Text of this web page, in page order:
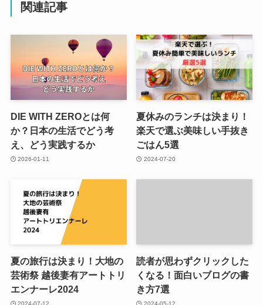
関連記事
DIE WITH ZEROとは何
か？日本の生活でどう考
え、どう実践するか
2026-01-11
夏休みのランチは決まり！
楽天で選ぶ美味しい手抜き
ごはん5選
2024-07-20
夏の旅行は決まり！大地の
芸術祭 越後妻有アートトリ
エンナーレ2024
2024-07-12
読者が思わずクリックした
くなる！面白いブログの書
き方7選
2024-05-12